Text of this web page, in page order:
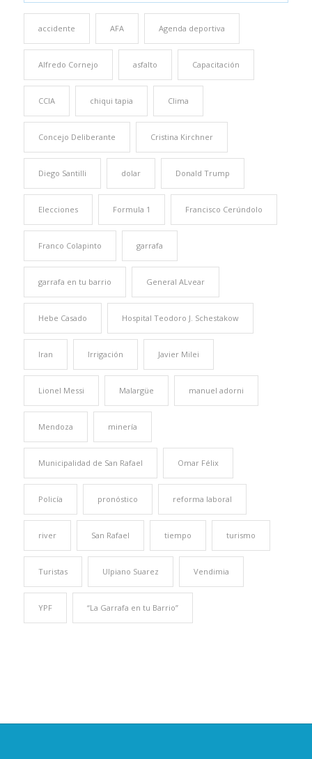
accidente AFA Agenda deportiva
Alfredo Cornejo asfalto Capacitación
CCIA chiqui tapia Clima
Concejo Deliberante Cristina Kirchner
Diego Santilli dolar Donald Trump
Elecciones Formula 1 Francisco Cerúndolo
Franco Colapinto garrafa
garrafa en tu barrio General ALvear
Hebe Casado Hospital Teodoro J. Schestakow
Iran Irrigación Javier Milei
Lionel Messi Malargüe manuel adorni
Mendoza minería
Municipalidad de San Rafael Omar Félix
Policía pronóstico reforma laboral
river San Rafael tiempo turismo
Turistas Ulpiano Suarez Vendimia
YPF “La Garrafa en tu Barrio”